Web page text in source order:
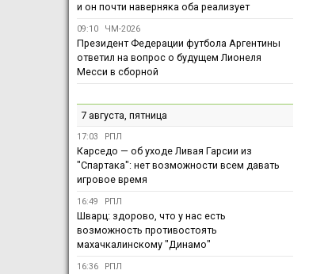
и он почти наверняка оба реализует
09:10 ЧМ-2026
Президент Федерации футбола Аргентины
ответил на вопрос о будущем Лионеля
Месси в сборной
7 августа, пятница
17:03 РПЛ
Карседо — об уходе Ливая Гарсии из
"Спартака": нет возможности всем давать
игровое время
16:49 РПЛ
Шварц: здорово, что у нас есть
возможность противостоять
махачкалинскому "Динамо"
16:36 РПЛ